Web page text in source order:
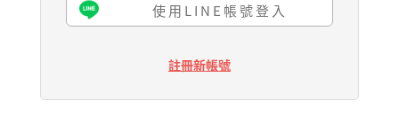
使用LINE帳號登入
註冊新帳號